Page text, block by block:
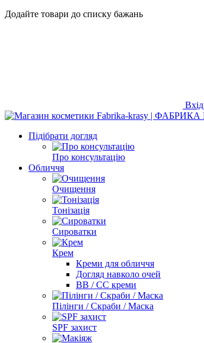
Додайте товари до списку бажань
Вхід
Підібрати догляд
Про консультацію
Обличчя
Очищення
Тонізація
Сироватки
Крем
Креми для обличчя
Догляд навколо очей
BB / CC креми
Пілінги / Скраби / Маска
SPF захист